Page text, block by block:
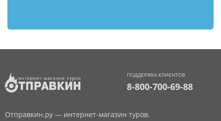
ПОДДЕРЖКА КЛИЕНТОВ
8-800-700-69-88
Отправкин.ру — интернет-магазин туров.